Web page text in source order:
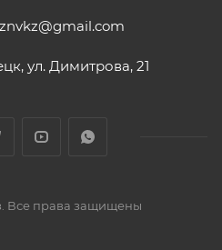
ул. Димитрова, 21
Все права защищены